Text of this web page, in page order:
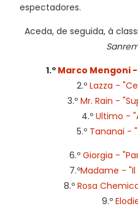
espectadores.
Aceda, de seguida, à
1.º Marco Mengoni
2.º Lazza -
3.º Mr. Rain -
4.º Ultimo -
5.º Tananai -
6.º Giorgia -
7.ºMadame -
8.º Rosa
9.º